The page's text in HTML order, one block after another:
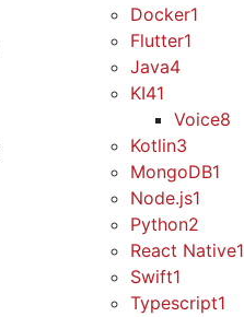
Docker1
Flutter1
Java4
KI41
Voice8
Kotlin3
MongoDB1
Node.js1
Python2
React Native1
Swift1
Typescript1